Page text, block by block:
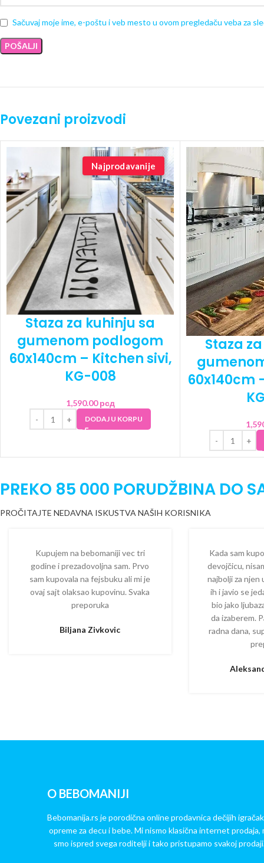
Sačuvaj moje ime, e-poštu i veb mesto u ovom pregledaču veba za
Povezani proizvodi
Najprodavanije
Staza za kuhinju sa
gumenom podlogom
60x140cm – Kitchen sivi,
KG-008
1,590.00рсд
DODAJ U KORPU
Staza
60x140cm
PREKO 85 000 PORUDŽBINA DO
PROČITAJTE NEDAVNA ISKUSTVA NAŠIH KORISNIKA
Kupujem na bebomaniji vec tri
godine i prezadovoljna sam. Prvo
sam kupovala na fejsbuku ali mi je
ovaj sajt olaksao kupovinu. Svaka
preporuka
Biljana Zivkovic
Kada sam
devojčicu,
najbolji za njen
ih i javio se
bio jako
da izaberem.
radna dana,
O BEBOMANIJI
Bebomanija.rs je porodična online prodavnica dečijih
opreme za decu i bebe. Mi nismo klasična internet prodaja,
smo ispred svega roditelji i tako pristupamo svakoj